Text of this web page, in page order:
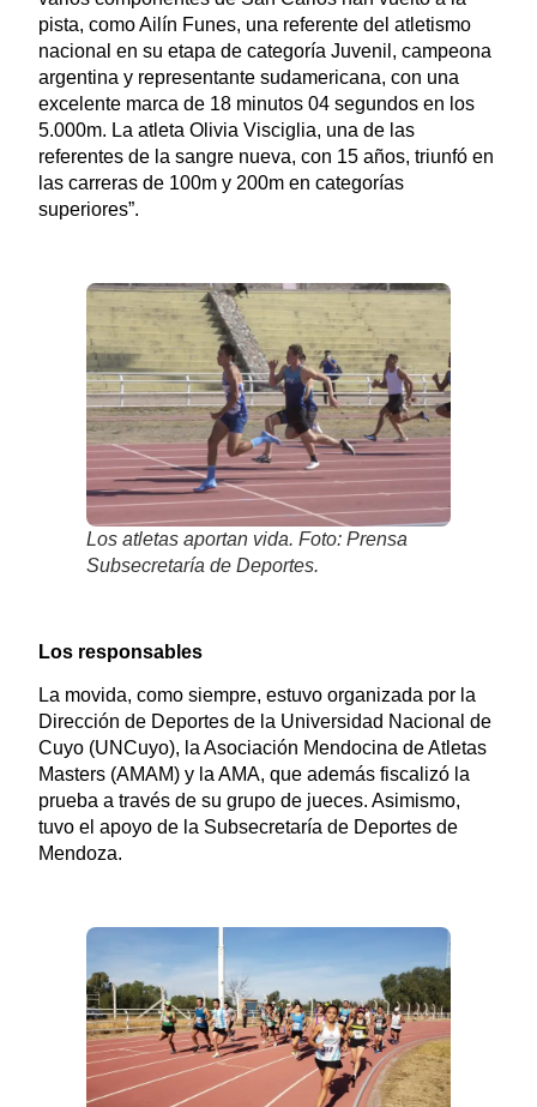
pista, como Ailín Funes, una referente del atletismo
nacional en su etapa de categoría Juvenil, campeona
argentina y representante sudamericana, con una
excelente marca de 18 minutos 04 segundos en los
5.000m. La atleta Olivia Visciglia, una de las
referentes de la sangre nueva, con 15 años, triunfó en
las carreras de 100m y 200m en categorías
superiores”.
Los atletas aportan vida. Foto: Prensa
Subsecretaría de Deportes.
Los responsables
La movida, como siempre, estuvo organizada por la
Dirección de Deportes de la Universidad Nacional de
Cuyo (UNCuyo), la Asociación Mendocina de Atletas
Masters (AMAM) y la AMA, que además fiscalizó la
prueba a través de su grupo de jueces. Asimismo,
tuvo el apoyo de la Subsecretaría de Deportes de
Mendoza.